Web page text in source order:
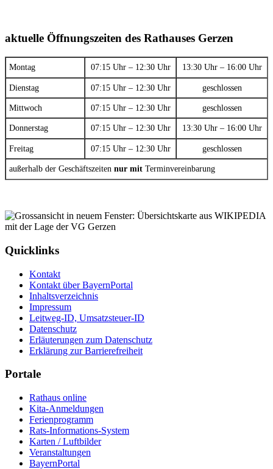
aktuelle Öffnungszeiten des Rathauses Gerzen
Montag 07:15 Uhr – 12:30 Uhr 13:30 Uhr – 16:00 Uhr
Dienstag 07:15 Uhr – 12:30 Uhr geschlossen
Mittwoch 07:15 Uhr – 12:30 Uhr geschlossen
Donnerstag 07:15 Uhr – 12:30 Uhr 13:30 Uhr – 16:00 Uhr
Freitag 07:15 Uhr – 12:30 Uhr geschlossen
außerhalb der Geschäftszeiten nur mit Terminvereinbarung
Quicklinks
Kontakt
Kontakt über BayernPortal
Inhaltsverzeichnis
Impressum
Leitweg-ID, Umsatzsteuer-ID
Datenschutz
Erläuterungen zum Datenschutz
Erklärung zur Barrierefreiheit
Portale
Rathaus online
Kita-Anmeldungen
Ferienprogramm
Rats-Informations-System
Karten / Luftbilder
Veranstaltungen
BayernPortal